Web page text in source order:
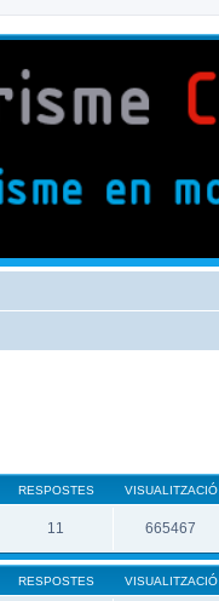
RESPOSTES VISUALITZACIÓ
11 665467
RESPOSTES VISUALITZACIÓ